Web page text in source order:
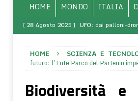
HOME MONDO ITALIA
[ 28 Agosto 2025 ] UFO: dai palloni-
[ 8 Marzo 2025 ] SALERNO –
[ 6 Agosto 2026 ] La “Metodica De
HOME SCIENZA E
futuro: l’Ente Parco del Partenio
Biodiversità